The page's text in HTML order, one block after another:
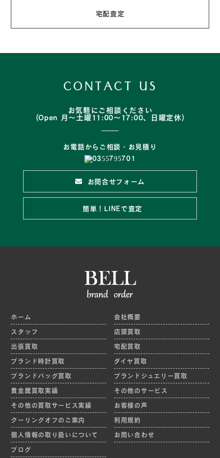
宅配査定
CONTACT US
お気軽にご相談ください
(Open 月～土曜11:00～17:00、日曜定休)
お電話からご相談・お見積り
お問合せフォーム
簡単！LINEで査定
ホーム
会社概要
スタッフ
店頭買取
出張買取
宅配買取
ブランド時計買取
ダイヤ買取
ブランドバッグ買取
ブランドジュエリー買取
貴金属買取実績
その他のサービス
その他の買取サービス実績
お客様の声
クーリングオフのご案内
利用規約
個人情報の取り扱いについて
お問い合わせ
ブログ